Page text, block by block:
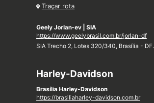
Traçar rota
Geely Jorlan-ev | SIA
https://www.geelybrasil.com.br/jorlan-df
SIA Trecho 2, Lotes 320/340, Brasília - DF.
Harley-Davidson
Brasília Harley-Davidson
https://brasiliaharley-davidson.com.br